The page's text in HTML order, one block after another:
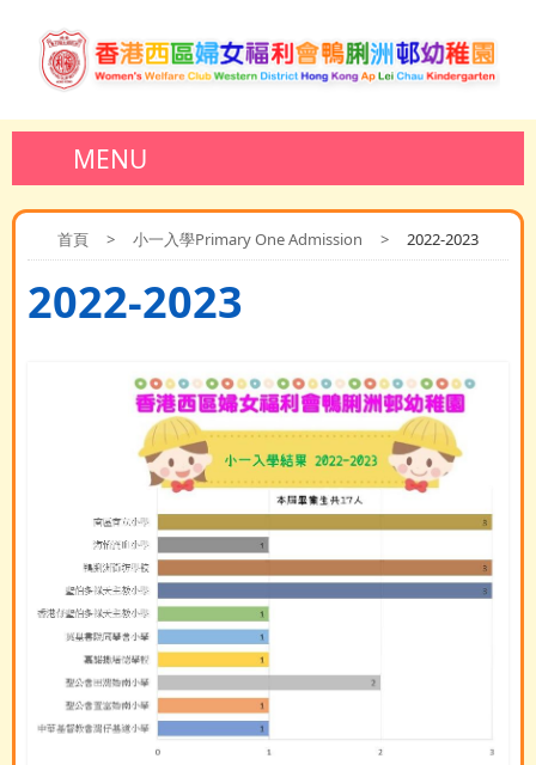
MENU
首頁 > 小一入學Primary One Admission > 2022-2023
2022-2023